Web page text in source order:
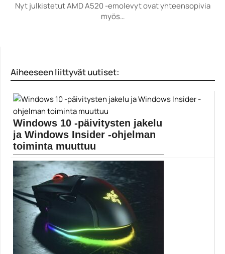
Nyt julkistetut AMD A520 -emolevyt ovat yhteensopivia
myös…
Aiheeseen liittyvät uutiset:
Windows 10 -päivitysten jakelu
ja Windows Insider -ohjelman
toiminta muuttuu
Windows Insider -ohjelma on jaettu kolmeen ryhmään.
Microsoft...
Microsoft